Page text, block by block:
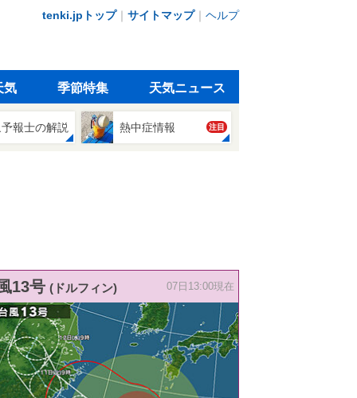
tenki.jpトップ｜ サイトマップ｜ ヘルプ
気 季節特集 天気ニュース
報士の解説 熱中症情報 注目
13号 (ドルフィン) 07日13:00現在